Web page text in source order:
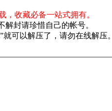
，收藏必备一站式拥有。
封请珍惜自己的帐号。
可以解压了，请勿在线解压。